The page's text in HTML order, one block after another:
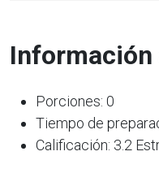
Porciones: 0
Tiempo de
Calificación: 3.2